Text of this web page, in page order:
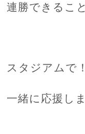
連勝できるこ
スタジアムで
一緒に応援し